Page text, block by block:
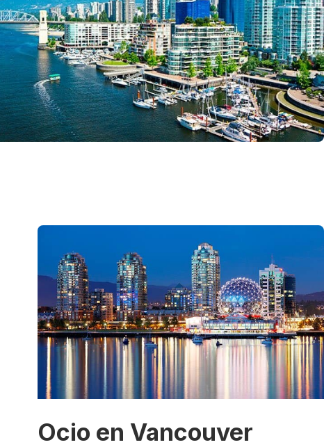
Ocio en Vancouver